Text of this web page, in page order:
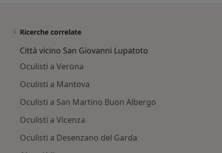
Ricerche correlate
Città vicino San Giovanni Lupatoto
Oculisti a Verona
Oculisti a Mantova
Oculisti a San Martino Buon Albergo
Oculisti a Vicenza
Oculisti a Desenzano del Garda